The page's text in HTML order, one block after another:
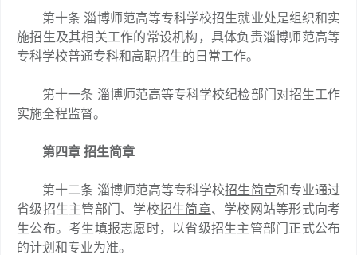
第十条 淄博师范高等专科学校招生就业处是组织和实
施招生及其相关工作的常设机构，具体负责淄博师范高等
专科学校普通专科和高职招生的日常工作。
第十一条 淄博师范高等专科学校纪检部门对招生工作
实施全程监督。
第四章 招生简章
第十二条 淄博师范高等专科学校招生简章和专业通过
省级招生主管部门、学校招生简章、学校网站等形式向考
生公布。考生填报志愿时，以省级招生主管部门正式公布
的计划和专业为准。